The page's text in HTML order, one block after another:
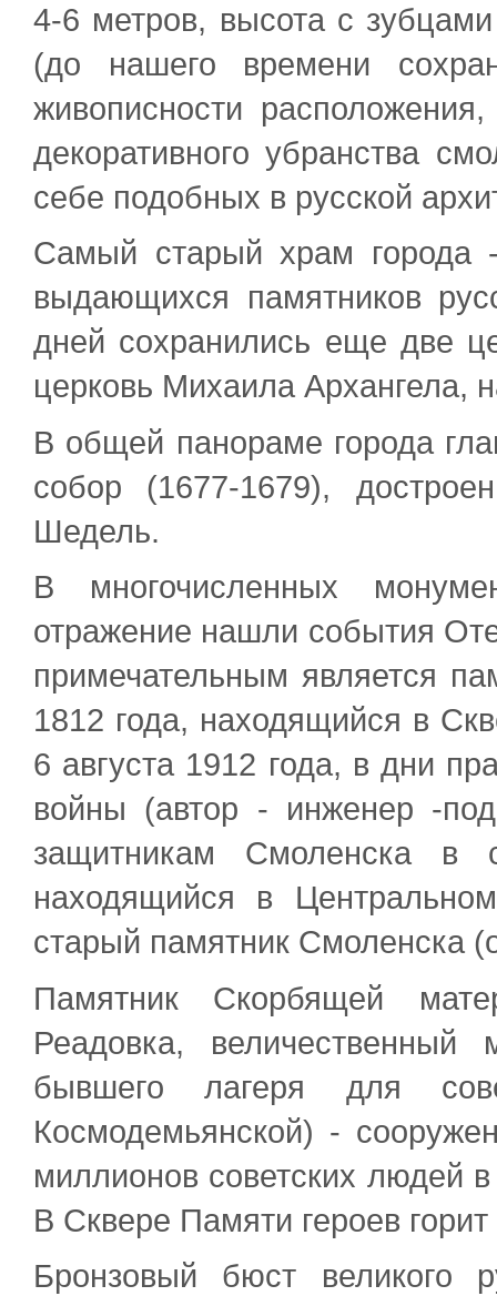
4-6 метров, высота с
(до нашего времени
живописности
декоративного убранства
себе подобных в русской
Самый старый храм города
выдающихся памятников
дней сохранились еще две
церковь Михаила Архангела,
В общей панораме города
собор (1677-1679),
Шедель.
В многочисленных
отражение нашли события
примечательным является
1812 года, находящийся в
6 августа 1912 года, в дни
войны (автор - инженер -
защитникам Смоленска в
находящийся в
старый памятник Смоленска
Памятник Скорбящей
Реадовка,
бывшего лагеря для
Космодемьянской) -
миллионов советских людей
В Сквере Памяти героев
Бронзовый бюст великого